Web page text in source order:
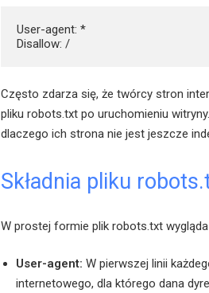
User-agent: *
Często zdarza się, że twórcy stron
pliku robots.txt po uruchomieniu
dlaczego ich strona nie jest jeszcze
Składnia pliku
W prostej formie plik robots.txt
User-agent: W pierwszej linii
internetowego, dla którego dana